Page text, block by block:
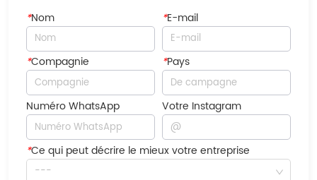
*Nom *E-mail
*Compagnie *Pays
Numéro WhatsApp Votre Instagram
*Ce qui peut décrire le mieux votre entreprise
---